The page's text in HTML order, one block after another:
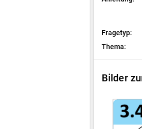
Fragetyp:
Thema:
Bilder